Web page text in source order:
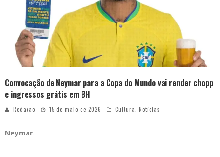
Convocação de Neymar para a Copa do Mundo vai render chopp
e ingressos grátis em BH
Redacao 15 de maio de 2026 Cultura, Notícias
Neymar.